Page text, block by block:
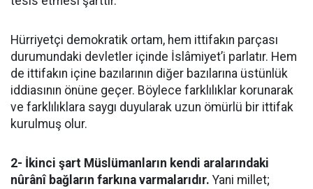
Hürriyetçi demokratik ortam, hem ittifakın parçası
durumundaki devletler içinde İslâmiyet’i parlatır. Hem
de ittifakın içine bazılarının diğer bazılarına üstünlük
iddiasının önüne geçer. Böylece farklılıklar korunarak
ve farklılıklara saygı duyularak uzun ömürlü bir ittifak
kurulmuş olur.
2- İkinci şart Müslümanların kendi aralarındaki
nûrânî bağların farkına varmalarıdır. Yani millet;